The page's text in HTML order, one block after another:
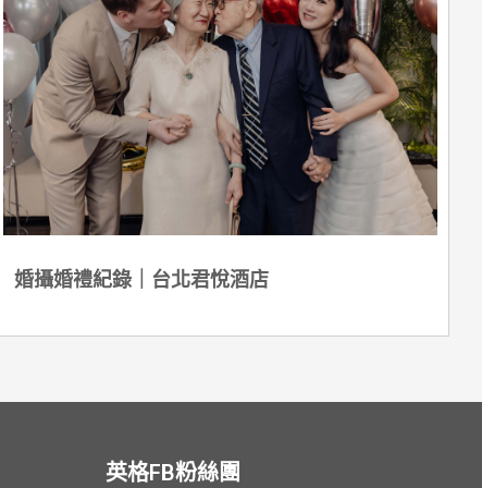
婚攝婚禮紀錄｜台北君悅酒店
英格FB粉絲團